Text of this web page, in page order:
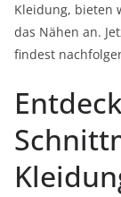
Kleidung, bieten
das Nähen an.
findest